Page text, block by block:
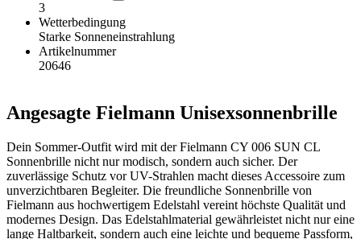
3
Wetterbedingung
Starke Sonneneinstrahlung
Artikelnummer
20646
Angesagte Fielmann Unisexsonnenbrille
Dein Sommer-Outfit wird mit der Fielmann CY 006 SUN CL
Sonnenbrille nicht nur modisch, sondern auch sicher. Der
zuverlässige Schutz vor UV-Strahlen macht dieses Accessoire zum
unverzichtbaren Begleiter. Die freundliche Sonnenbrille von
Fielmann aus hochwertigem Edelstahl vereint höchste Qualität und
modernes Design. Das Edelstahlmaterial gewährleistet nicht nur eine
lange Haltbarkeit, sondern auch eine leichte und bequeme Passform,